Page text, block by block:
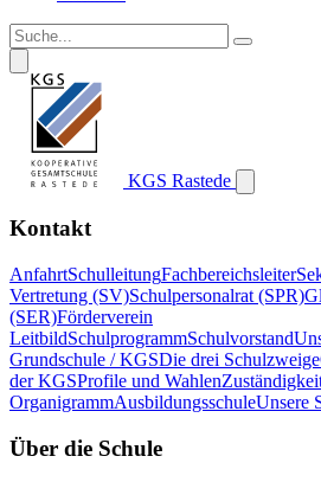
KGS Rastede
Kontakt
AnfahrtSchulleitungFachbereichsleiter
Vertretung (SV)Schulpersonalrat (SPR)
(SER)Förderverein
LeitbildSchulprogrammSchulvorstand
Grundschule / KGSDie drei Schulzweige
der KGSProfile und Wahlen
OrganigrammAusbildungsschuleUnsere
Über die Schule